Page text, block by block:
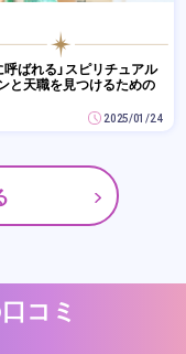
呼ばれる」スピリチュアル
と天職を見つけるための
2025/01/24
コミ